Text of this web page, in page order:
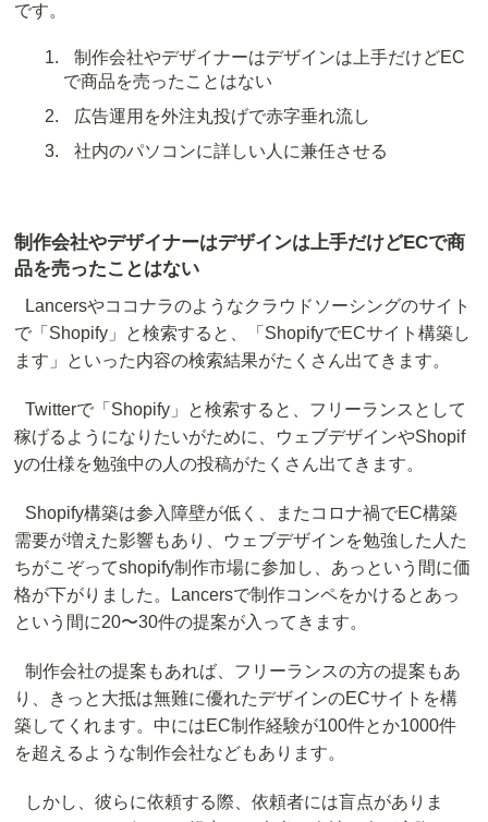
です。
制作会社やデザイナーはデザインは上手だけどEC
で商品を売ったことはない
広告運用を外注丸投げで赤字垂れ流し
社内のパソコンに詳しい人に兼任させる
制作会社やデザイナーはデザインは上手だけどECで商
品を売ったことはない
Lancersやココナラのようなクラウドソーシングのサイト
で「Shopify」と検索すると、「ShopifyでECサイト構築し
ます」といった内容の検索結果がたくさん出てきます。
Twitterで「Shopify」と検索すると、フリーランスとして
稼げるようになりたいがために、ウェブデザインやShopif
yの仕様を勉強中の人の投稿がたくさん出てきます。
Shopify構築は参入障壁が低く、またコロナ禍でEC構築
需要が増えた影響もあり、ウェブデザインを勉強した人た
ちがこぞってshopify制作市場に参加し、あっという間に価
格が下がりました。Lancersで制作コンペをかけるとあっ
という間に20〜30件の提案が入ってきます。
制作会社の提案もあれば、フリーランスの方の提案もあ
り、きっと大抵は無難に優れたデザインのECサイトを構
築してくれます。中にはEC制作経験が100件とか1000件
を超えるような制作会社などもあります。
しかし、彼らに依頼する際、依頼者には盲点がありま